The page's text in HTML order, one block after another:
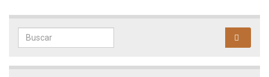
Search for: